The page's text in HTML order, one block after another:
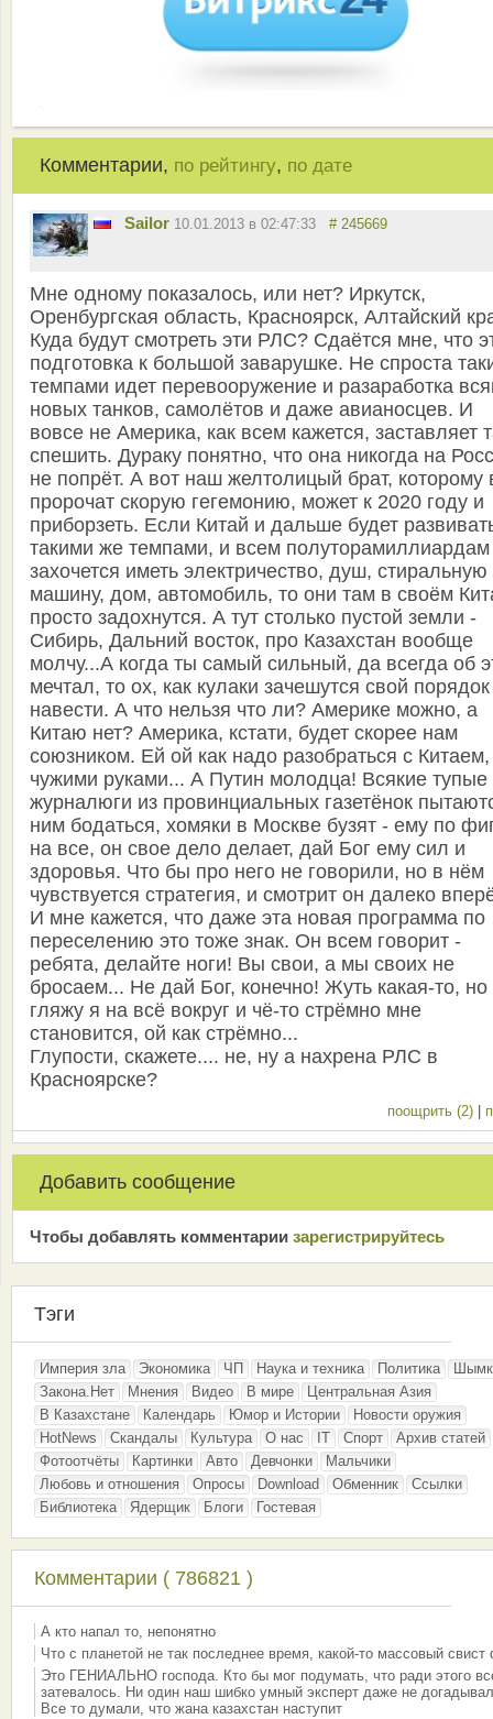
Комментарии, по рейтингу, по дате
Sailor 10.01.2013 в 02:47:33 # 245669
Мне одному показалось, или нет? Иркутск,
Оренбургская область, Красноярск, Алтайский
Куда будут смотреть эти РЛС? Сдаётся мне, что
подготовка к большой заварушке. Не спроста
темпами идет перевооружение и разаработка
новых танков, самолётов и даже авианосцев. И
вовсе не Америка, как всем кажется, заставляет
спешить. Дураку понятно, что она никогда на
не попрёт. А вот наш желтолицый брат, которому
пророчат скорую гегемонию, может к 2020 году и
приборзеть. Если Китай и дальше будет
такими же темпами, и всем полуторамиллиардам
захочется иметь электричество, душ, стиральную
машину, дом, автомобиль, то они там в своём
просто задохнутся. А тут столько пустой земли -
Сибирь, Дальний восток, про Казахстан вообще
молчу...А когда ты самый сильный, да всегда об
мечтал, то ох, как кулаки зачешутся свой порядок
навести. А что нельзя что ли? Америке можно, а
Китаю нет? Америка, кстати, будет скорее нам
союзником. Ей ой как надо разобраться с
чужими руками... А Путин молодца! Всякие тупые
журналюги из провинциальных газетёнок
ним бодаться, хомяки в Москве бузят - ему по
на все, он свое дело делает, дай Бог ему сил и
здоровья. Что бы про него не говорили, но в нём
чувствуется стратегия, и смотрит он далеко
И мне кажется, что даже эта новая программа по
переселению это тоже знак. Он всем говорит -
ребята, делайте ноги! Вы свои, а мы своих не
бросаем... Не дай Бог, конечно! Жуть какая-то, но
гляжу я на всё вокруг и чё-то стрёмно мне
становится, ой как стрёмно...
Глупости, скажете.... не, ну а нахрена РЛС в
Красноярске?
поощрить (2)
Добавить сообщение
Чтобы добавлять комментарии зарeгиcтрирyйтeсь
Тэги
Империя зла Экономика ЧП Наука и техника Политика
Закона.Нет
Мнения Видео В мире
Центральная Азия
В Казахстане
Календарь Юмор и Истории
Новости оружия
HotNews
Скандалы Культура О нас IT Спорт
Архив статей
Фотоотчёты
Картинки Авто Девчонки
Мальчики
Любовь и отношения
Опросы Download Обменник
Ссылки
Библиотека
Ядерщик Блоги Гостевая
Комментарии ( 786821 )
А кто напал то, непонятно
Что с планетой не так последнее время, какой-то массовый свист
Это ГЕНИАЛЬНО господа. Кто бы мог подумать, что ради этого
затевалось. Ни один наш шибко умный эксперт даже не
Все то думали, что жана казахстан наступит